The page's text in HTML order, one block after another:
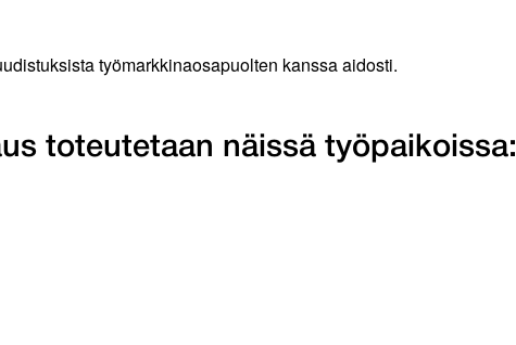
työmarkkinaosapuolten kanssa aidosti.
toteutetaan näissä työpaikoissa: